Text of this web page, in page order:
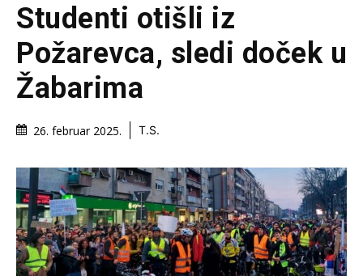
Studenti otišli iz
Požarevca, sledi doček u
Žabarima
26. februar 2025. T.S.